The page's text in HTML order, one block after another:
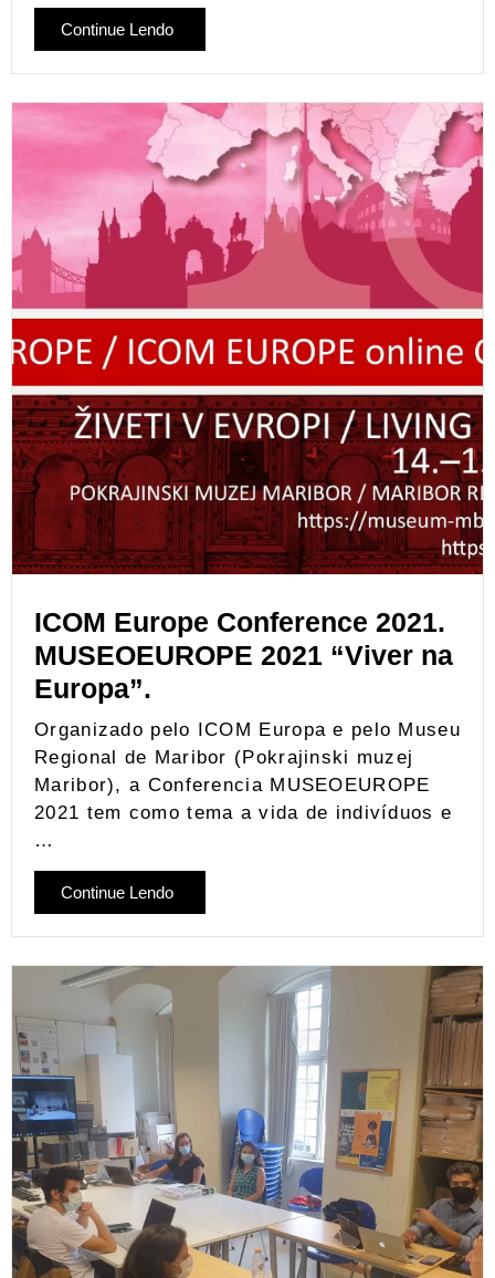
Continue Lendo
ICOM Europe Conference 2021.
MUSEOEUROPE 2021 “Viver na
Europa”.
Organizado pelo ICOM Europa e pelo Museu
Regional de Maribor (Pokrajinski muzej
Maribor), a Conferencia MUSEOEUROPE
2021 tem como tema a vida de indivíduos e
…
Continue Lendo